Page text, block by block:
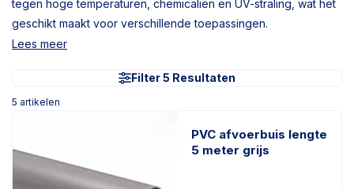
tegen hoge temperaturen, chemicaliën en UV-straling, wat het
geschikt maakt voor verschillende toepassingen.
Lees meer
Filter 5 Resultaten
5 artikelen
PVC afvoerbuis lengte
5 meter grijs